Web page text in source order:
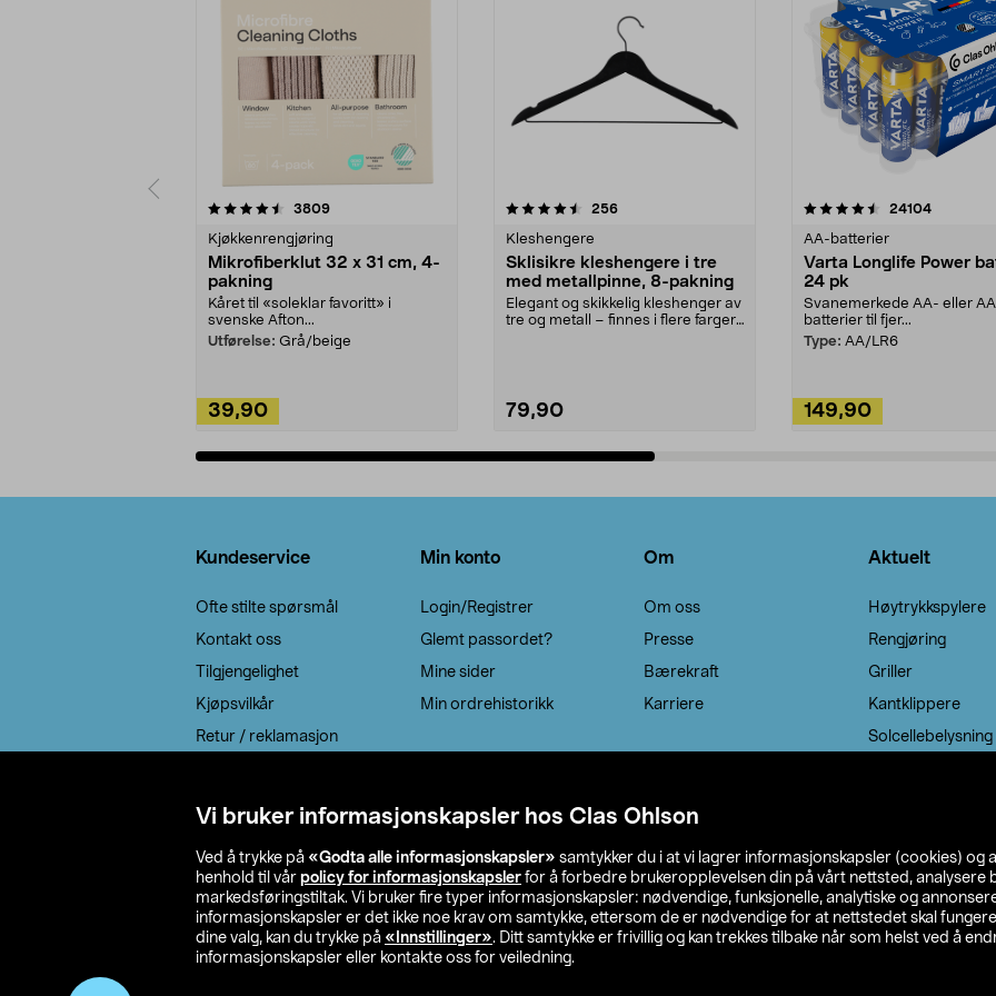
Vi bruker informasjonskapsler hos Clas Ohlson
Ved å trykke på «Godta alle informasjonskapsler» samtykker du i at vi lagrer informasjonskapsler (cookies) og
henhold til vår policy for informasjonskapsler for å forbedre brukeropplevelsen din på vårt nettsted, analysere
markedsføringstiltak. Vi bruker fire typer informasjonskapsler: nødvendige, funksjonelle, analytiske og
informasjonskapsler er det ikke noe krav om samtykke, ettersom de er nødvendige for at nettstedet skal
dine valg, kan du trykke på «Innstillinger». Ditt samtykke er frivillig og kan trekkes tilbake når som helst ved å
informasjonskapsler eller kontakte oss for veiledning.
3809anmeldelser
Kjøkkenrengjøring
Mikrofiberklut 32 x 31 cm, 4-
pakning
Kåret til «soleklar favoritt» i
svenske Afton...
Utførelse: Grå/beige
39,90
4.5av 5 stjerner 256anmeldelser
Kleshengere
Sklisikre kleshengere i tre
med metallpinne, 8-pakning
Elegant og skikkelig kleshenger av
tre og metall – finnes i flere farger.
79,90
4.5av 5 stjerner 24104
AA-batterier
Varta Longlife Power
24 pk
Svanemerkede AA- eller
batterier til fjer...
Type: AA/LR6
149,90
4.5av 5 stjerner
Kundeservice
Ofte stilte spørsmål
Kontakt oss
Tilgjengelighet
Kjøpsvilkår
Retur / reklamasjon
Min konto
Login/Registrer
Glemt passordet?
Mine sider
Min ordrehistorikk
Om
Om oss
Presse
Bærekraft
Karriere
Aktuelt
Høytrykkspylere
Rengjøring
Griller
Kantklippere
Solcellebelysning